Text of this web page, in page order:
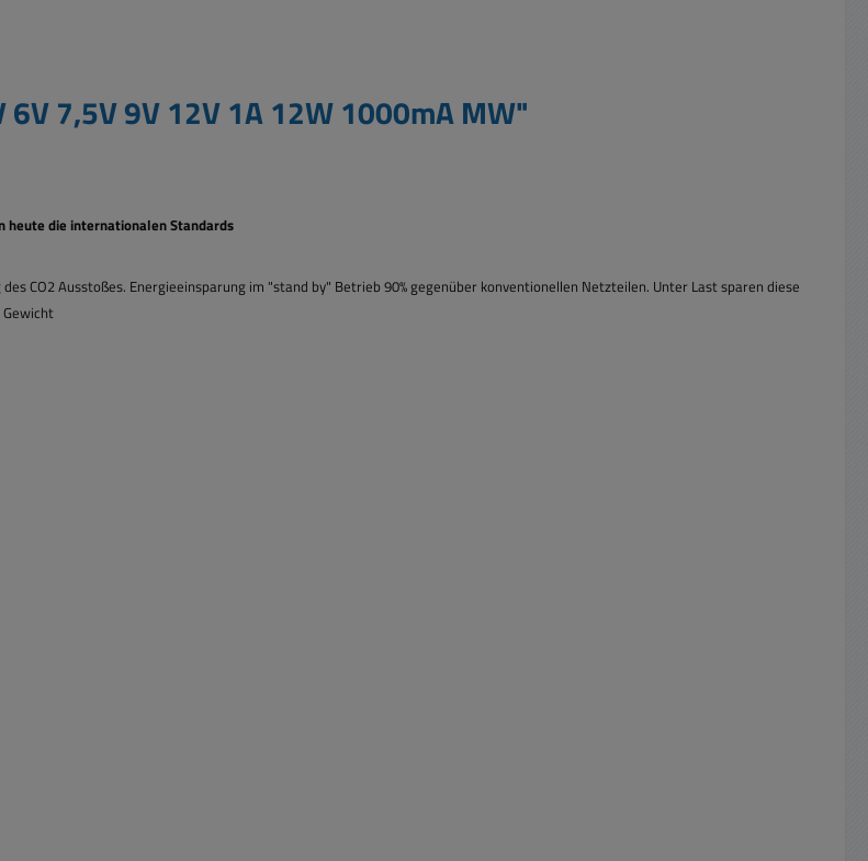
7,5V 9V 12V 1A 12W 1000mA MW"
heute die internationalen Standards
CO2 Ausstoßes. Energieeinsparung im "stand by" Betrieb 90% gegenüber konventionellen Netzteilen. Unter Last sparen diese